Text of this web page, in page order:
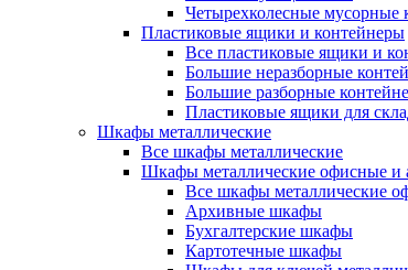
Четырехколесные мусорные
Пластиковые ящики и контейнеры
Все пластиковые ящики и
Большие неразборные
Большие разборные
Пластиковые ящики для
Шкафы металлические
Все шкафы металлические
Шкафы металлические офисные и
Все шкафы металлические
Архивные шкафы
Бухгалтерские шкафы
Картотечные шкафы